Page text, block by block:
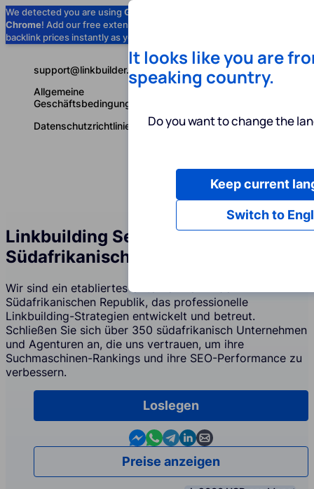
We detected you are using Google
Chrome! Add our free extension to check
backlink prices instantly as you browse.
Deutsch
support@linkbuilder.com
Allgemeine
Geschäftsbedingungen
Datenschutzrichtlinie
Linkbuilding Services Agentur in der
Südafrikanischen Republik
Wir sind ein etabliertes Unternehmen in der
Südafrikanischen Republik, das professionelle
Linkbuilding-Strategien entwickelt und betreut.
Schließen Sie sich über 350 südafrikanisch Unternehmen
und Agenturen an, die uns vertrauen, um ihre
Suchmaschinen-Rankings und ihre SEO-Performance zu
verbessern.
Loslegen
Contact us in Messenger
Contact us in WhatsApp
Contact us in Telegram
Contact us in Linkedin
Contact us by email
Preise anzeigen
It looks like you are
speaking country.
Do you want to change the
Switch to
Keep current